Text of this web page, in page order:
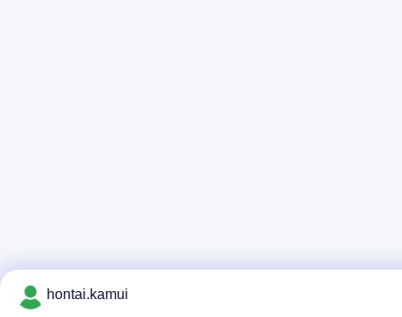
hontai.kamui